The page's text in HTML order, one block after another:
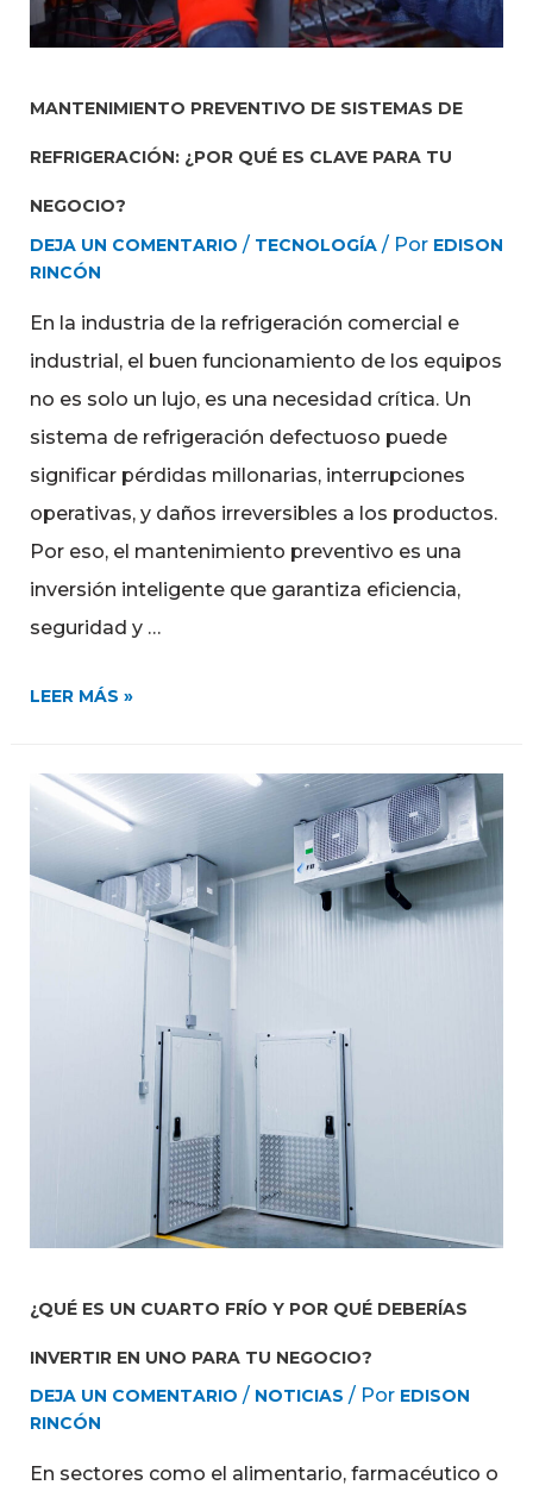
MANTENIMIENTO PREVENTIVO DE SISTEMAS DE
REFRIGERACIÓN: ¿POR QUÉ ES CLAVE PARA TU
NEGOCIO?
DEJA UN COMENTARIO / TECNOLOGÍA/ Por EDISON
RINCÓN
En la industria de la refrigeración comercial e
industrial, el buen funcionamiento de los equipos
no es solo un lujo, es una necesidad crítica. Un
sistema de refrigeración defectuoso puede
significar pérdidas millonarias, interrupciones
operativas, y daños irreversibles a los productos.
Por eso, el mantenimiento preventivo es una
inversión inteligente que garantiza eficiencia,
seguridad y …
LEER MÁS »
¿QUÉ ES UN CUARTO FRÍO Y POR QUÉ DEBERÍAS
INVERTIR EN UNO PARA TU NEGOCIO?
DEJA UN COMENTARIO / NOTICIAS / Por EDISON
RINCÓN
En sectores como el alimentario, farmacéutico o